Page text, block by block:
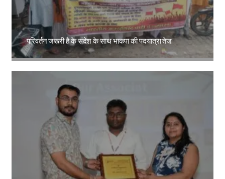
परिवर्तन जरूरी है के संदेश के साथ भाकपा की पदयात्रा तेज
Amit Lekh